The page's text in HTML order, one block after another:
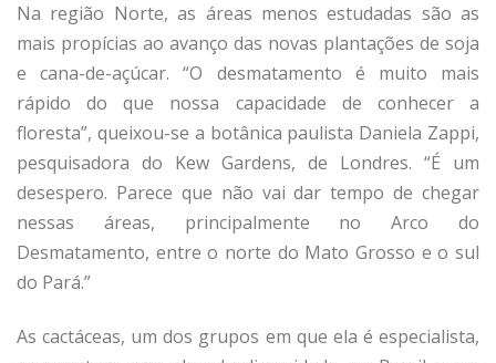
Na região Norte, as áreas menos estudadas são as
mais propícias ao avanço das novas plantações de soja
e cana-de-açúcar. “O desmatamento é muito mais
rápido do que nossa capacidade de conhecer a
floresta”, queixou-se a botânica paulista Daniela Zappi,
pesquisadora do Kew Gardens, de Londres. “É um
desespero. Parece que não vai dar tempo de chegar
nessas áreas, principalmente no Arco do
Desmatamento, entre o norte do Mato Grosso e o sul
do Pará.”
As cactáceas, um dos grupos em que ela é especialista,